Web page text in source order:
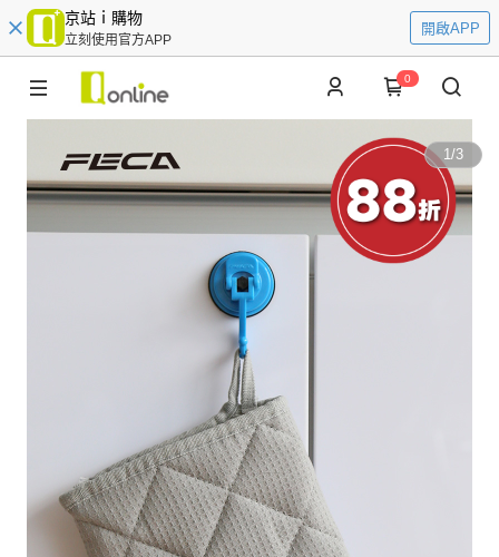
京站ｉ購物
立刻使用官方APP
開啟APP
0
1/3